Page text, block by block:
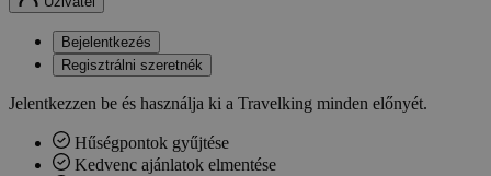
Bejelentkezés
Regisztrálni szeretnék
Jelentkezzen be és használja ki a Travelking minden előnyét.
Hűségpontok gyűjtése
Kedvenc ajánlatok elmentése